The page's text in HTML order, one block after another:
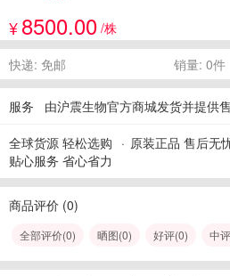
¥8500.00 /株
快递: 免邮 销量: 0件
服务 由沪震生物官方商城发货并提供
全球货源 轻松选购 原装正品 售后无
贴心服务 省心省力
商品评价 (0)
全部评价(0) 晒图(0) 好评(0) 中